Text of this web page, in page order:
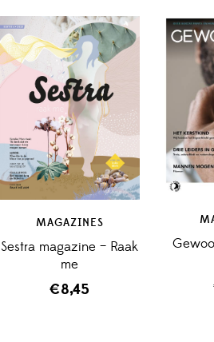
MAGAZINES
Sestra magazine – Raak
me
€8,45